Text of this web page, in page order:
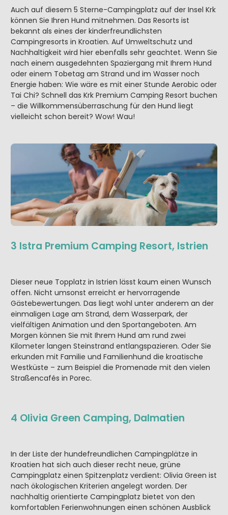
Auch auf diesem 5 Sterne-Campingplatz auf der Insel Krk
können Sie Ihren Hund mitnehmen. Das Resorts ist
bekannt als eines der kinderfreundlichsten
Campingresorts in Kroatien. Auf Umweltschutz und
Nachhaltigkeit wird hier ebenfalls sehr geachtet. Wenn Sie
nach einem ausgedehnten Spaziergang mit Ihrem Hund
oder einem Tobetag am Strand und im Wasser noch
Energie haben: Wie wäre es mit einer Stunde Aerobic oder
Tai Chi? Schnell das Krk Premium Camping Resort buchen
– die Willkommensüberraschung für den Hund liegt
vielleicht schon bereit? Wow! Wau!
3 Istra Premium Camping Resort, Istrien
Dieser neue Topplatz in Istrien lässt kaum einen Wunsch
offen. Nicht umsonst erreicht er hervorragende
Gästebewertungen. Das liegt wohl unter anderem an der
einmaligen Lage am Strand, dem Wasserpark, der
vielfältigen Animation und den Sportangeboten. Am
Morgen können Sie mit Ihrem Hund am rund zwei
Kilometer langen Steinstrand entlangspazieren. Oder Sie
erkunden mit Familie und Familienhund die kroatische
Westküste – zum Beispiel die Promenade mit den vielen
Straßencafés in Porec.
4 Olivia Green Camping, Dalmatien
In der Liste der hundefreundlichen Campingplätze in
Kroatien hat sich auch dieser recht neue, grüne
Campingplatz einen Spitzenplatz verdient: Olivia Green ist
nach ökologischen Kriterien angelegt worden. Der
nachhaltig orientierte Campingplatz bietet von den
komfortablen Ferienwohnungen einen schönen Ausblick